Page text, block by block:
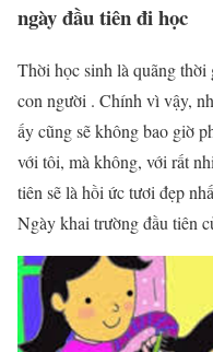
ngày đầu tiên đi học
Thời học sinh là quãng
con người . Chính vì vậy,
ấy cũng sẽ không bao giờ
với tôi, mà không, với rất
tiên sẽ là hồi ức tươi đẹp
Ngày khai trường đầu tiên